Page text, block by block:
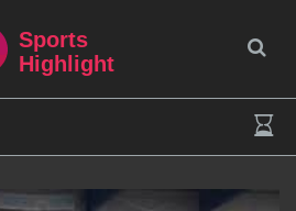
Sports
Highlight